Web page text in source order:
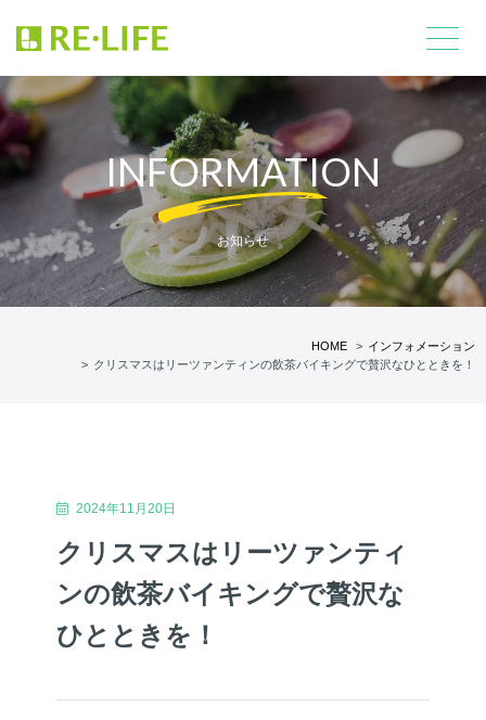
INFORMATION
お知らせ
HOME
インフォメーション
クリスマスはリーツァンティンの飲茶バイキングで贅沢なひとときを！
2024年11月20日
クリスマスはリーツァンティ
ンの飲茶バイキングで贅沢な
ひとときを！